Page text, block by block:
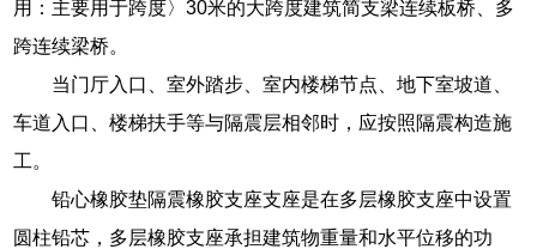
用：主要用于跨度〉30米的大跨度建筑简支梁连续板桥、多
跨连续梁桥。
当门厅入口、室外踏步、室内楼梯节点、地下室坡道、
车道入口、楼梯扶手等与隔震层相邻时，应按照隔震构造施
工。
铅心橡胶垫隔震橡胶支座支座是在多层橡胶支座中设置
圆柱铅芯，多层橡胶支座承担建筑物重量和水平位移的功